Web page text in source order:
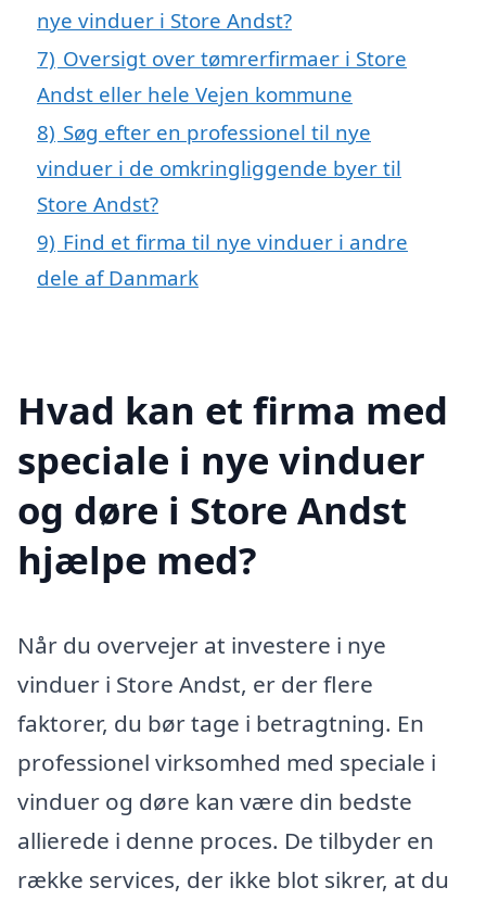
nye vinduer i Store Andst?
7) Oversigt over tømrerfirmaer i Store
Andst eller hele Vejen kommune
8) Søg efter en professionel til nye
vinduer i de omkringliggende byer til
Store Andst?
9) Find et firma til nye vinduer i andre
dele af Danmark
Hvad kan et firma med
speciale i nye vinduer
og døre i Store Andst
hjælpe med?
Når du overvejer at investere i nye
vinduer i Store Andst, er der flere
faktorer, du bør tage i betragtning. En
professionel virksomhed med speciale i
vinduer og døre kan være din bedste
allierede i denne proces. De tilbyder en
række services, der ikke blot sikrer, at du